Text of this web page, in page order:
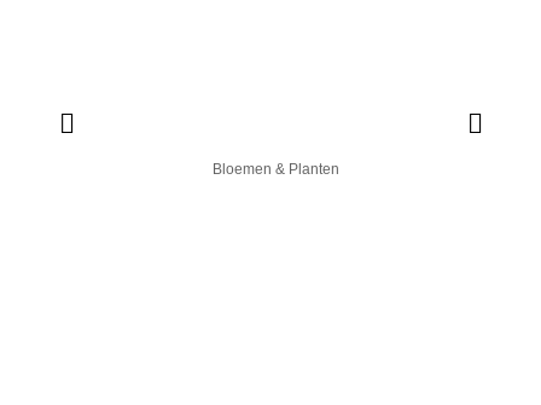
Bloemen & Planten